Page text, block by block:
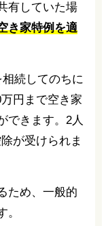
有していた場
き家特例を適
続してのちに
円まで空き家
できます。2人
が受けられま
ため、一般的